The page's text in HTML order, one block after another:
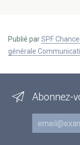
Publié parSPF
générale
Abonnez-
Courriel